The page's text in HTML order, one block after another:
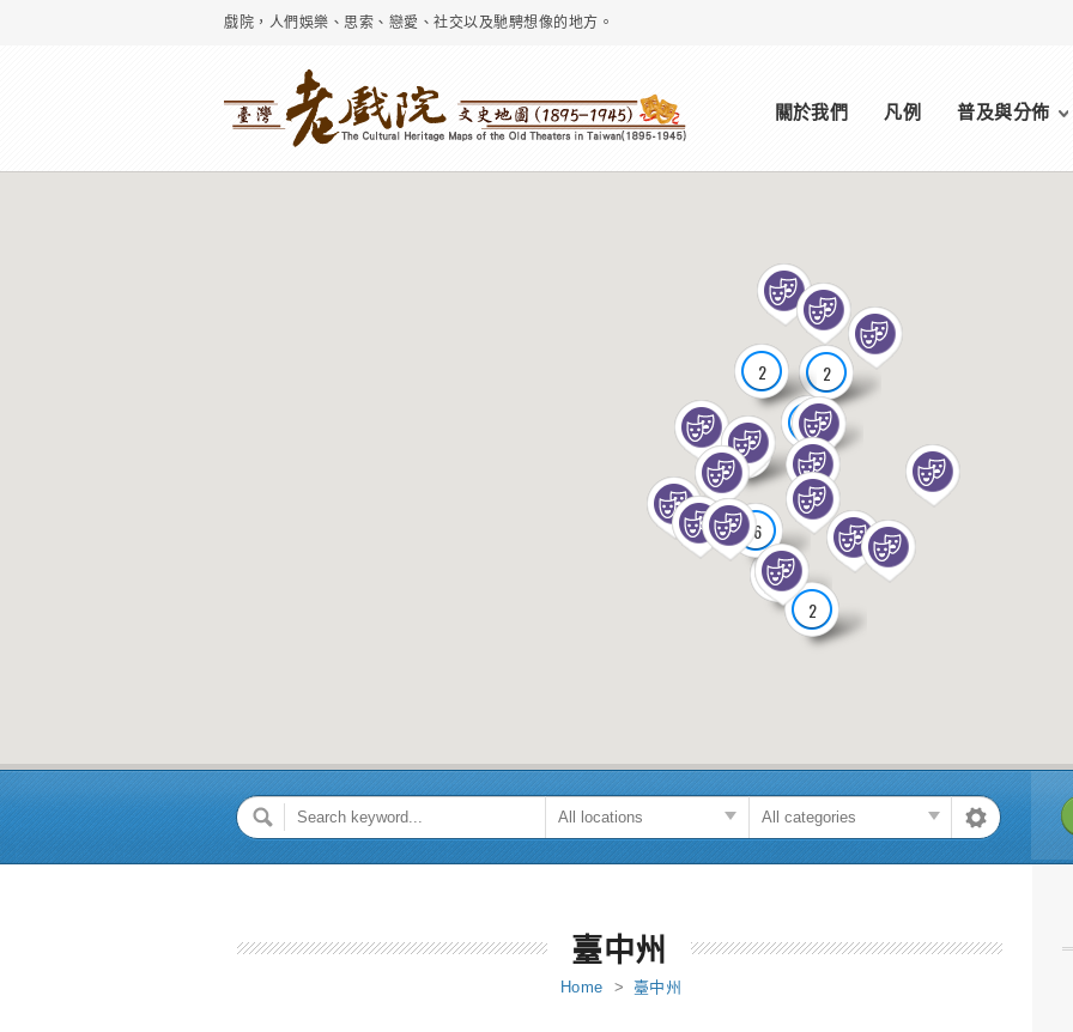
戲院，人們娛樂、思索、戀愛、社交以及馳騁想像的地方。
Main menu
關於我們 凡例 普及與分佈
7
2
3
4
6
2
2
臺中州
Home > 臺中州